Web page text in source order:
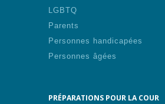
LGBTQ
Parents
Personnes handicapées
Personnes âgées
PRÉPARATIONS POUR LA COUR